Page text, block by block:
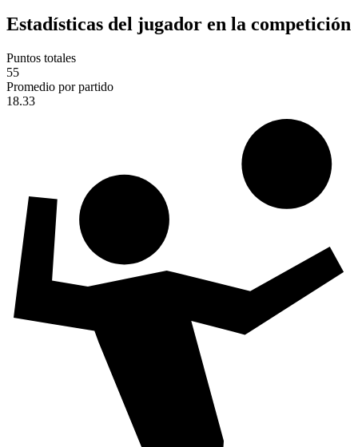
Estadísticas del jugador en la competición
Puntos totales
55
Promedio por partido
18.33